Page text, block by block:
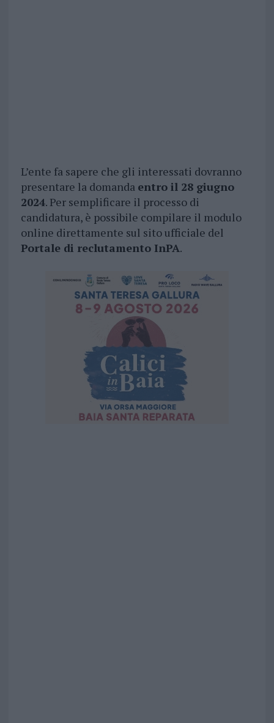
L’ente fa sapere che gli interessati dovranno
presentare la domanda entro il 28 giugno
2024. Per semplificare il processo di
candidatura, è possibile compilare il modulo
online direttamente sul sito ufficiale del
Portale di reclutamento InPA.